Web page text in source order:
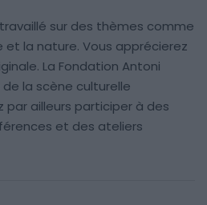
sur des thèmes comme
et la nature. Vous apprécierez
La Fondation Antoni
la scène culturelle
par ailleurs participer à des
et des ateliers